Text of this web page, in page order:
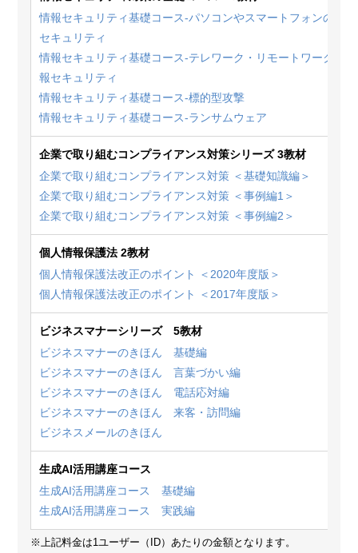
情報セキュリティ基礎コース-パソコンやスマートフォンの情報
セキュリティ
情報セキュリティ基礎コース-テレワーク・リモートワークの情
報セキュリティ
情報セキュリティ基礎コース-標的型攻撃
情報セキュリティ基礎コース-ランサムウェア
企業で取り組むコンプライアンス対策シリーズ 3教材
企業で取り組むコンプライアンス対策 ＜基礎知識編＞
企業で取り組むコンプライアンス対策 ＜事例編1＞
企業で取り組むコンプライアンス対策 ＜事例編2＞
個人情報保護法 2教材
個人情報保護法改正のポイント ＜2020年度版＞
個人情報保護法改正のポイント ＜2017年度版＞
ビジネスマナーシリーズ 5教材
ビジネスマナーのきほん 基礎編
ビジネスマナーのきほん 言葉づかい編
ビジネスマナーのきほん 電話応対編
ビジネスマナーのきほん 来客・訪問編
ビジネスメールのきほん
生成AI活用講座コース
生成AI活用講座コース 基礎編
生成AI活用講座コース 実践編
※上記料金は1ユーザー（ID）あたりの金額となります。